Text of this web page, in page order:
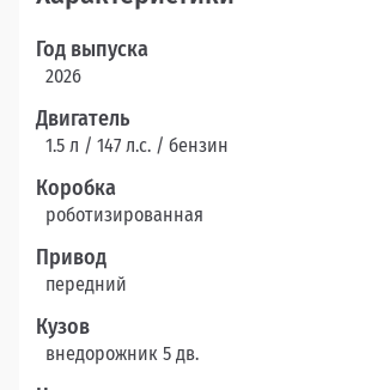
Год выпуска
2026
Двигатель
1.5 л / 147 л.c. / бензин
Коробка
роботизированная
Привод
передний
Кузов
внедорожник 5 дв.